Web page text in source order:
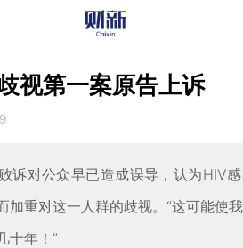
视第一案原告上诉
诉对公众早已造成误导，认为HIV
加重对这一人群的歧视。“这可能使
十年！”